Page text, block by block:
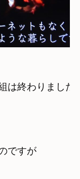
は終わりました
ですが